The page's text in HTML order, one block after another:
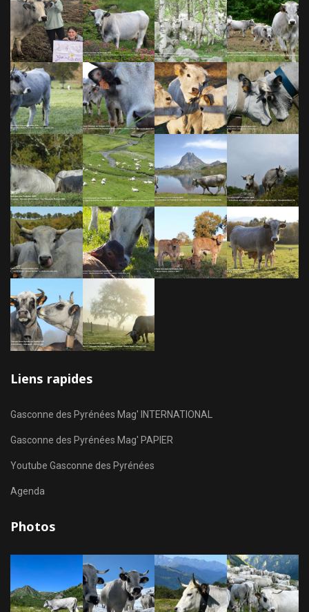
Liens rapides
Gasconne des Pyrénées Mag' INTERNATIONAL
Gasconne des Pyrénées Mag' PAPIER
Youtube Gasconne des Pyrénées
Agenda
Photos